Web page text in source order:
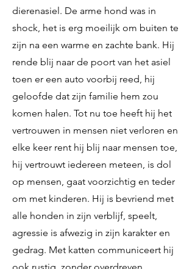
dierenasiel. De arme hond was in
shock, het is erg moeilijk om buiten te
zijn na een warme en zachte bank. Hij
rende blij naar de poort van het asiel
toen er een auto voorbij reed, hij
geloofde dat zijn familie hem zou
komen halen. Tot nu toe heeft hij het
vertrouwen in mensen niet verloren en
elke keer rent hij blij naar mensen toe,
hij vertrouwt iedereen meteen, is dol
op mensen, gaat voorzichtig en teder
om met kinderen. Hij is bevriend met
alle honden in zijn verblijf, speelt,
agressie is afwezig in zijn karakter en
gedrag. Met katten communiceert hij